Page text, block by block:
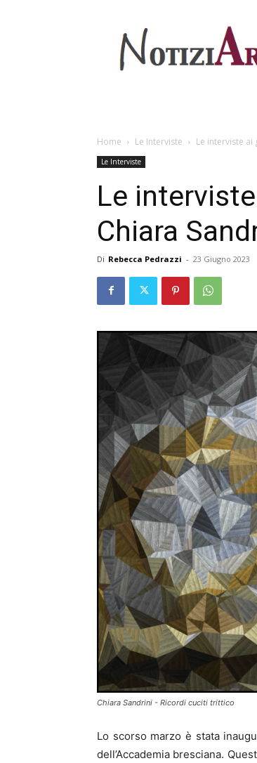
Home Le Interviste Le interviste ai
Le Interviste
Le
Chiara
Di Rebecca Pedrazzi - 23 Giugno 2023
Chiara Sandrini - Ricordi cuciti trittico
Lo scorso marzo è stata
dell’Accademia bresciana.